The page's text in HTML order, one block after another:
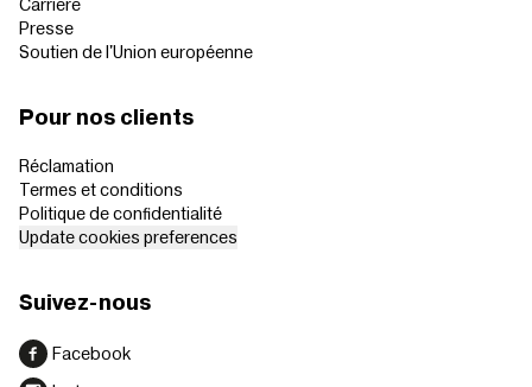
Presse
Soutien de l'Union européenne
Pour nos clients
Réclamation
Termes et conditions
Politique de confidentialité
Update cookies preferences
Suivez-nous
Facebook